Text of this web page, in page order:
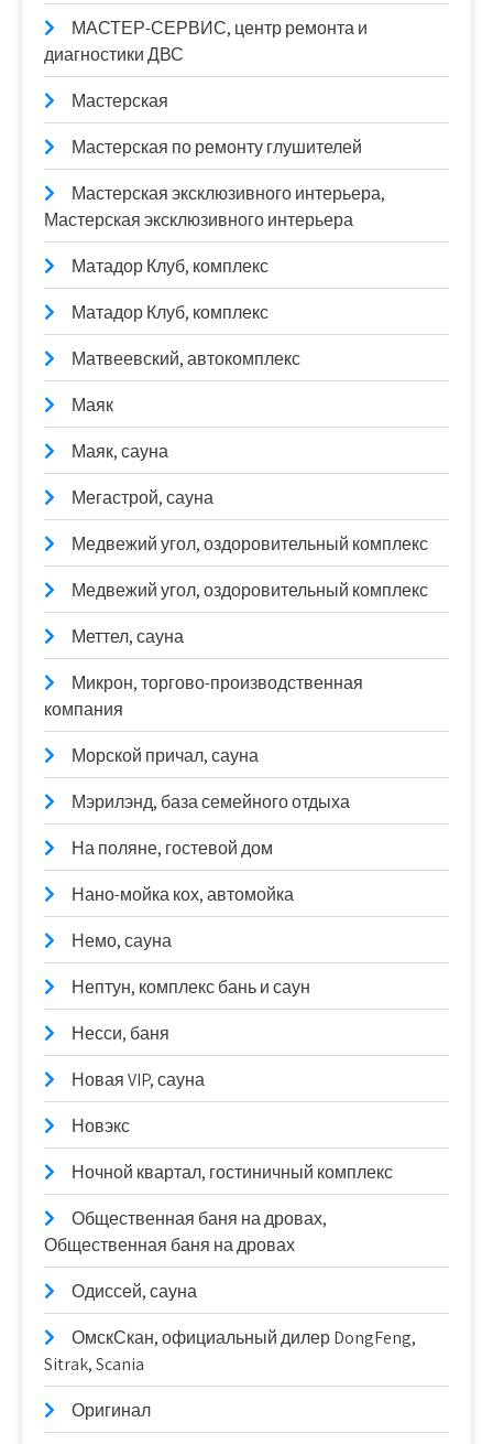
МАСТЕР-СЕРВИС, центр ремонта и
диагностики ДВС
Мастерская
Мастерская по ремонту глушителей
Мастерская эксклюзивного интерьера,
Мастерская эксклюзивного интерьера
Матадор Клуб, комплекс
Матадор Клуб, комплекс
Матвеевский, автокомплекс
Маяк
Маяк, сауна
Мегастрой, сауна
Медвежий угол, оздоровительный комплекс
Медвежий угол, оздоровительный комплекс
Меттел, сауна
Микрон, торгово-производственная
компания
Морской причал, сауна
Мэрилэнд, база семейного отдыха
На поляне, гостевой дом
Нано-мойка кох, автомойка
Немо, сауна
Нептун, комплекс бань и саун
Несси, баня
Новая VIP, сауна
Новэкс
Ночной квартал, гостиничный комплекс
Общественная баня на дровах,
Общественная баня на дровах
Одиссей, сауна
ОмскСкан, официальный дилер DongFeng,
Sitrak, Scania
Оригинал